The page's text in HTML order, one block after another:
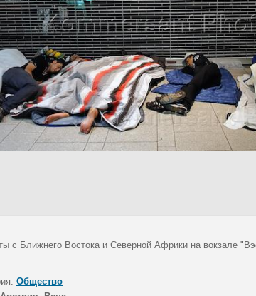
с Ближнего Востока и Северной Африки на вокзале
Общество